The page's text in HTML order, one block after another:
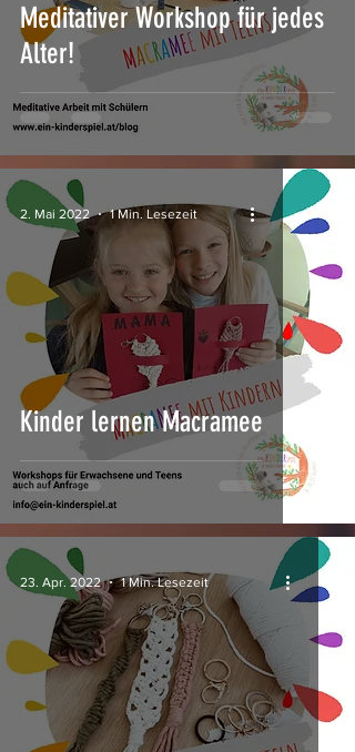
Meditativer Workshop für jedes
Alter!
Kinder lernen Macramee
2. Mai 2022 1 Min. Lesezeit
23. Apr. 2022 1 Min. Lesezeit